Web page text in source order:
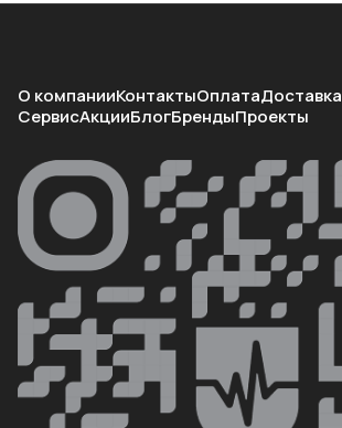
О компанииКонтактыОплатаДоставка
СервисАкцииБлогБрендыПроекты